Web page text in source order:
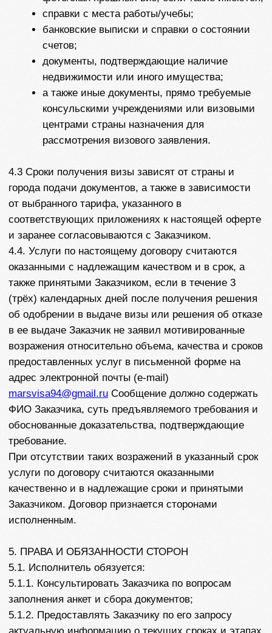
усилия для обеспечения защиты прав и интересов
Заказчика.
5.2.3. Исполнитель оставляет за собой право в
из представленных в Приложении тарифа, а также
вносить иные изменения в настоящую оферту. Все
момента публикации таких изменений. Новая
стоимость тарифа применяется также с момента
опубликования и не распространяется на
5.3.Заказчик обязуется:
оказания услуг Исполнителем по настоящему
договору;
присутствовать на собеседовании в выбранном и
заранее оговоренном консульстве России или
5.3.3. Незамедлительно информировать
Исполнителя о периодах и датах, когда не может
пройти собеседование.
5.4.Заказчик имеет право:
5.4.1. Потребовать возврата оплаченных денежных
средств, в течение 3 (трех) календарных дней с
момента оплаты услуг.
5.4.2.Обратиться к Исполнителю с письменным
заявлением о переносе сроков оказания оплаченных
документов, подтверждающих невозможность
получения услуг в настоящий момент. При
отсутствии возможности изменить сроки оказания
услуг Исполнитель сообщает об этом Заказчику
путем направления соответствующего сообщения на
электронную почту или мессенджер Заказчика.
6.СТОИМОСТЬ УСЛУГ И ПОРЯДОК ОПЛАТЫ
6.1.Стоимость услуг по настоящему договору
Заказчика и указана в соответствующих
приложениях к настоящей оферте, которые
направляются Клиенту в переписке на электронную
на официальном сайте Исполнителя
6.2. Ознакомившись с Тарифами Клиент производит
предоплаты - авансовым платежом в размере 100%
согласно действующим Тарифам, путем
Заказчику, либо на основании выставленного счета.
6.3. В случае отказа в визе, стоимость договора
возврату не подлежит. Услуги Исполнителя